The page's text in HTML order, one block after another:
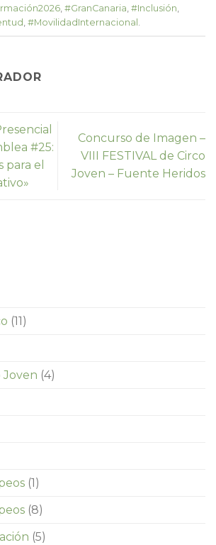
#GranCanaria #Inclusión
#MovilidadInternacional
#25:
el
Concurso de Imagen –
VIII FESTIVAL de Circo
Joven – Fuente Heridos
(11)
Joven (4)
(1)
(8)
(5)